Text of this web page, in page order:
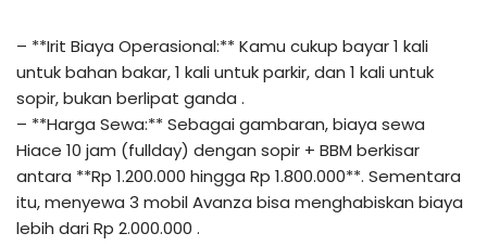
– **Irit Biaya Operasional:** Kamu cukup bayar 1 kali
untuk bahan bakar, 1 kali untuk parkir, dan 1 kali untuk
sopir, bukan berlipat ganda .
– **Harga Sewa:** Sebagai gambaran, biaya sewa
Hiace 10 jam (fullday) dengan sopir + BBM berkisar
antara **Rp 1.200.000 hingga Rp 1.800.000**. Sementara
itu, menyewa 3 mobil Avanza bisa menghabiskan biaya
lebih dari Rp 2.000.000 .